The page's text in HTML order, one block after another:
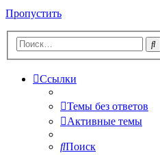
Пропустить
Ссылки
Темы без ответов
Активные темы
Поиск